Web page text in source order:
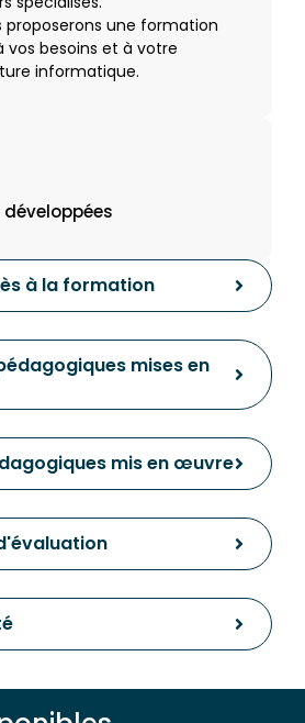
proposerons une formation
vos besoins et à votre
informatique.
à la formation
mises en
mis en œuvre